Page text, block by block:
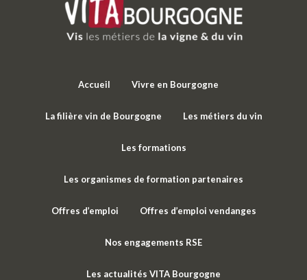
Accueil Vivre en Bourgogne
La filière vin de Bourgogne Les métiers du vin
Les formations
Les organismes de formation partenaires
Offres d’emploi Offres d’emploi vendanges
Nos engagements RSE
Les actualités VITA Bourgogne